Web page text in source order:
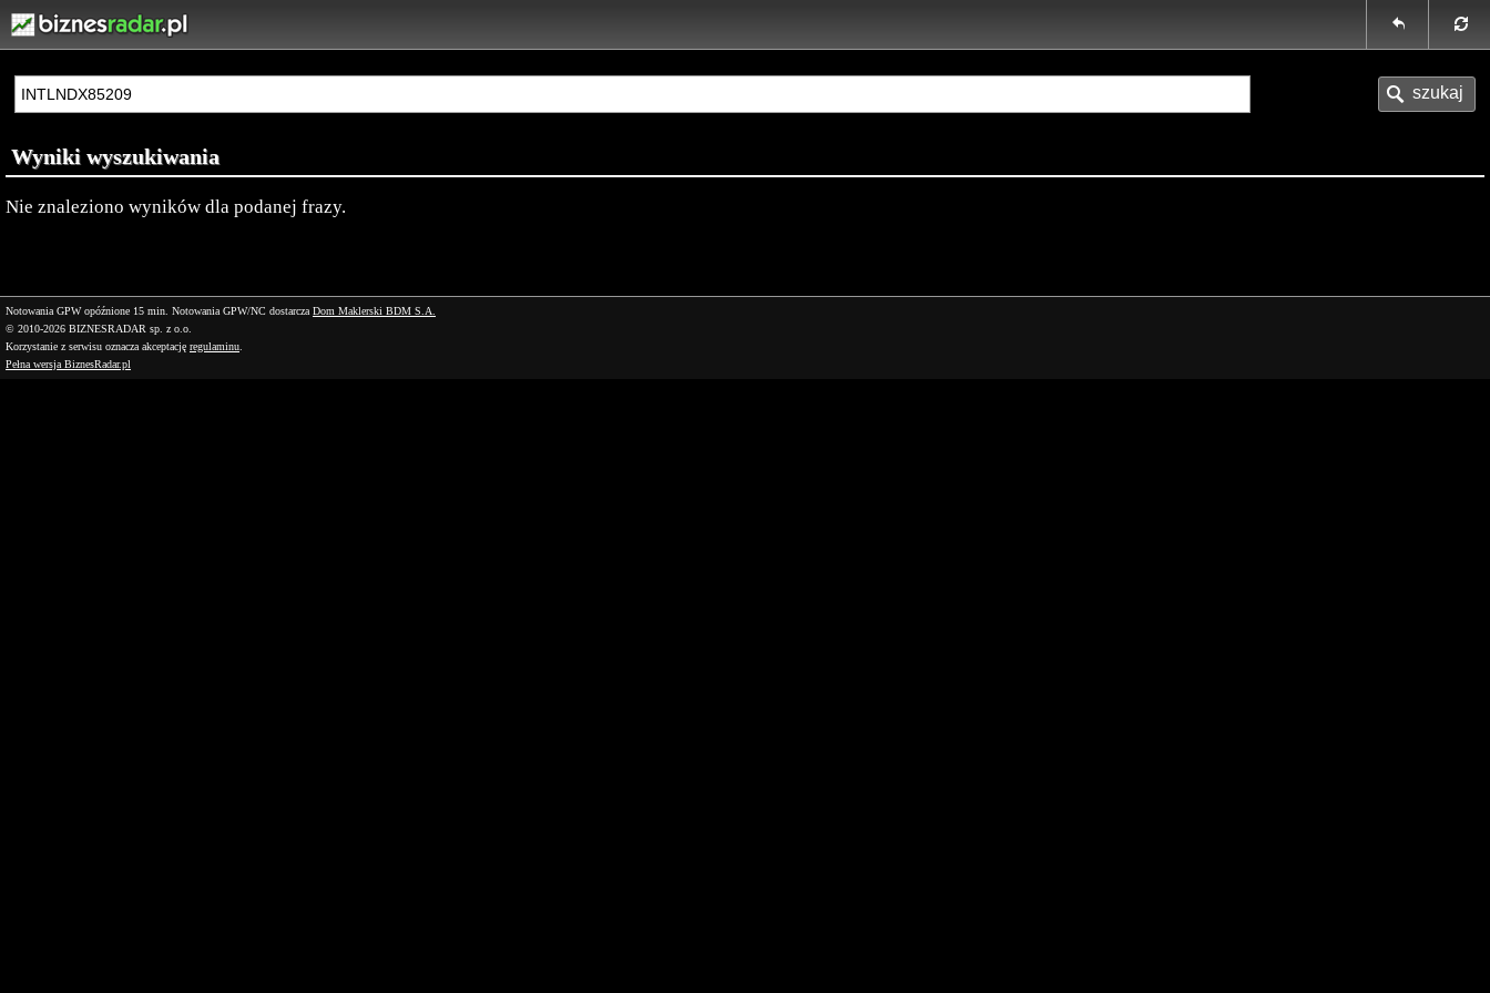
Wyniki wyszukiwania
Nie znaleziono wyników dla podanej frazy.
Notowania GPW opóźnione 15 min. Notowania GPW/NC dostarcza Dom Maklerski BDM S.A.
© 2010-2026 BIZNESRADAR sp. z o.o.
Korzystanie z serwisu oznacza akceptację regulaminu
Pełna wersja BiznesRadar.pl